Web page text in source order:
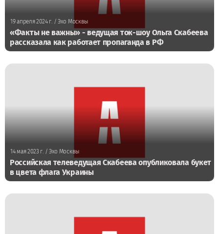
19 апреля 2024 г./ Эхо Москвы
«Факты не важны» - ведущая ток-шоу Ольга Скабеева
рассказала как работает пропаганда в РФ
14 мая 2023 г./ Эхо Москвы
Российская телеведущая Скабеева опубликовала букет
в цвета флага Украины